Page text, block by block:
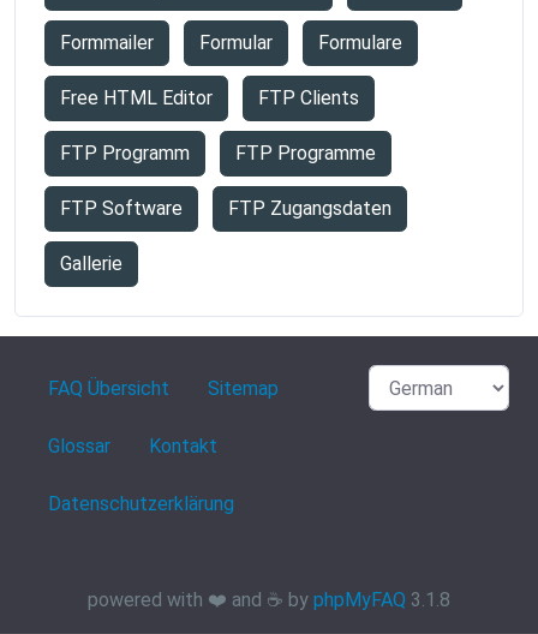
Formmailer Formular Formulare
Free HTML Editor FTP Clients
FTP Programm FTP Programme
FTP Software FTP Zugangsdaten
Gallerie
FAQ Übersicht Sitemap
Glossar Kontakt
Datenschutzerklärung
powered with ❤️ and ☕️ by phpMyFAQ 3.1.8